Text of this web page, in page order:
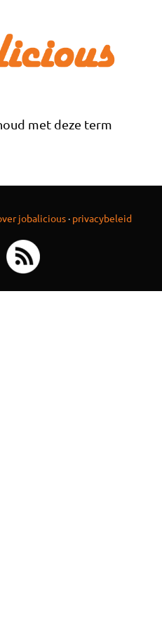
met deze term
jobalicious · privacybeleid